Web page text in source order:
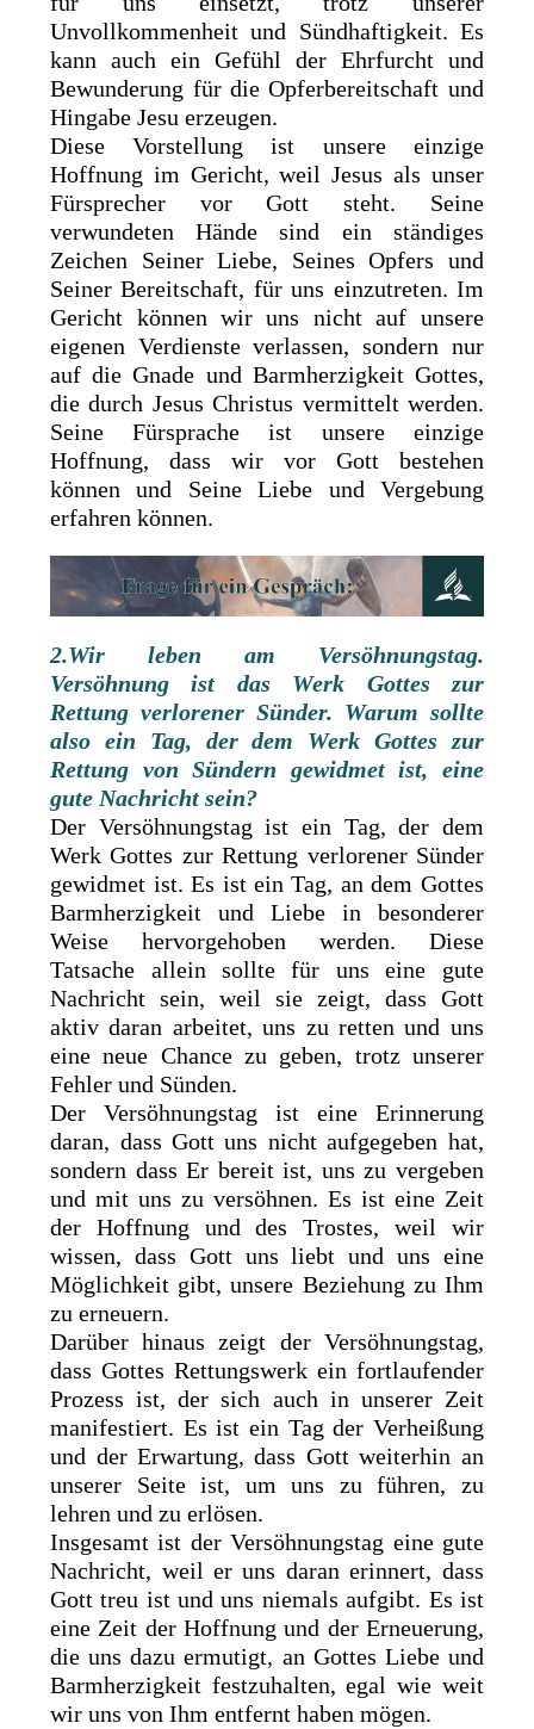
Unvollkommenheit und Sündhaftigkeit. Es
kann auch ein Gefühl der Ehrfurcht und
Bewunderung für die Opferbereitschaft und
Hingabe Jesu erzeugen.
Diese Vorstellung ist unsere einzige
Hoffnung im Gericht, weil Jesus als unser
Fürsprecher vor Gott steht. Seine
verwundeten Hände sind ein ständiges
Zeichen Seiner Liebe, Seines Opfers und
Seiner Bereitschaft, für uns einzutreten. Im
Gericht können wir uns nicht auf unsere
eigenen Verdienste verlassen, sondern nur
auf die Gnade und Barmherzigkeit Gottes,
die durch Jesus Christus vermittelt werden.
Seine Fürsprache ist unsere einzige
Hoffnung, dass wir vor Gott bestehen
können und Seine Liebe und Vergebung
erfahren können.
2.Wir leben am Versöhnungstag.
Versöhnung ist das Werk Gottes zur
Rettung verlorener Sünder. Warum sollte
also ein Tag, der dem Werk Gottes zur
Rettung von Sündern gewidmet ist, eine
gute Nachricht sein?
Der Versöhnungstag ist ein Tag, der dem
Werk Gottes zur Rettung verlorener Sünder
gewidmet ist. Es ist ein Tag, an dem Gottes
Barmherzigkeit und Liebe in besonderer
Weise hervorgehoben werden. Diese
Tatsache allein sollte für uns eine gute
Nachricht sein, weil sie zeigt, dass Gott
aktiv daran arbeitet, uns zu retten und uns
eine neue Chance zu geben, trotz unserer
Fehler und Sünden.
Der Versöhnungstag ist eine Erinnerung
daran, dass Gott uns nicht aufgegeben hat,
sondern dass Er bereit ist, uns zu vergeben
und mit uns zu versöhnen. Es ist eine Zeit
der Hoffnung und des Trostes, weil wir
wissen, dass Gott uns liebt und uns eine
Möglichkeit gibt, unsere Beziehung zu Ihm
zu erneuern.
Darüber hinaus zeigt der Versöhnungstag,
dass Gottes Rettungswerk ein fortlaufender
Prozess ist, der sich auch in unserer Zeit
manifestiert. Es ist ein Tag der Verheißung
und der Erwartung, dass Gott weiterhin an
unserer Seite ist, um uns zu führen, zu
lehren und zu erlösen.
Insgesamt ist der Versöhnungstag eine gute
Nachricht, weil er uns daran erinnert, dass
Gott treu ist und uns niemals aufgibt. Es ist
eine Zeit der Hoffnung und der Erneuerung,
die uns dazu ermutigt, an Gottes Liebe und
Barmherzigkeit festzuhalten, egal wie weit
wir uns von Ihm entfernt haben mögen.